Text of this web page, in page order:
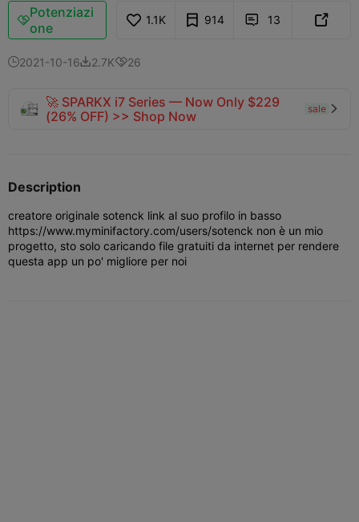
Potenziazi
one
1.1K 914  13 
2021-10-162.7K26
🚀 SPARKX i7 Series — Now Only $229
(26% OFF) >> Shop Now
sale 
Description
creatore originale sotenck link al suo profilo in basso
https://www.myminifactory.com/users/sotenck non è un mio
progetto, sto solo caricando file gratuiti da internet per rendere
questa app un po' migliore per noi